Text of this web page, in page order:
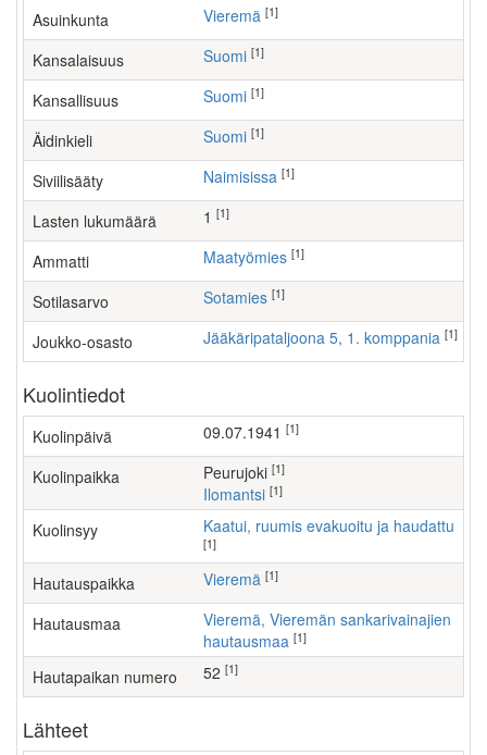
Asuinkunta Vieremä [1]
Kansalaisuus Suomi [1]
Kansallisuus Suomi [1]
Äidinkieli Suomi [1]
Siviilisääty Naimisissa [1]
Lasten lukumäärä [1]
Ammatti maatyömies [1]
Sotilasarvo Sotamies [1]
Joukko-osasto Jääkäripataljoona 5, 1. komppania [1]
Kuolintiedot
Kuolinpäivä 09.07.1941 [1]
Kuolinpaikka Peurujoki [1]
Ilomantsi [1]
Kuolinsyy Kaatui, ruumis evakuoitu ja haudattu
[1]
Hautauspaikka Vieremä [1]
Hautausmaa
Vieremä, Vieremän sankarivainajien
hautausmaa [1]
Hautapaikan numero 52 [1]
Lähteet